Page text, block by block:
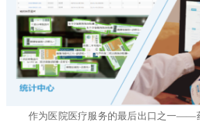
作为医院医疗服务的最后出口之一——